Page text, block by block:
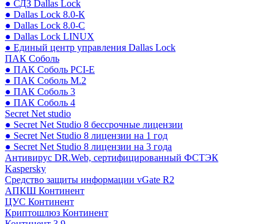
● СДЗ Dallas Lock
● Dallas Lock 8.0-К
● Dallas Lock 8.0-С
● Dallas Lock LINUX
● Единый центр управления Dallas Lock
ПАК Соболь
● ПАК Соболь PCI-E
● ПАК Соболь М.2
● ПАК Соболь 3
● ПАК Соболь 4
Secret Net studio
● Secret Net Studio 8 бессрочные лицензии
● Secret Net Studio 8 лицензии на 1 год
● Secret Net Studio 8 лицензии на 3 года
Антивирус DR.Web, сертифицированный ФСТЭК
Kaspersky
Средство защиты информации vGate R2
АПКШ Континент
ЦУС Континент
Криптошлюз Континент